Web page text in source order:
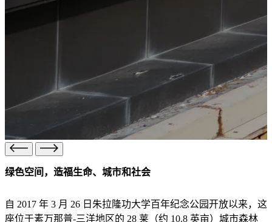
绿色空间，造福生命、城市和社会
自 2017 年 3 月 26 日朱拉隆功大学百年纪念公园开放以来，这
座位于素万那普-三洋地区的 28 莱（约 10.8 英亩）城市森林